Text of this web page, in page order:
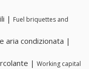
| Fuel briquettes and
aria condizionata |
| Working capital